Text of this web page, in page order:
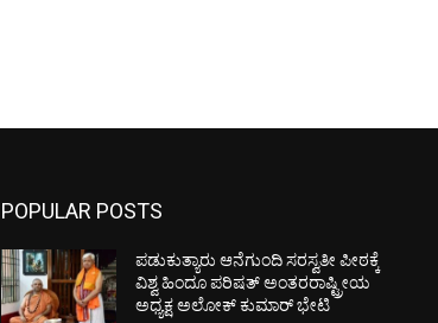
POPULAR POSTS
ಪಡುಕುತ್ಯಾರು ಆನೆಗುಂದಿ ಸರಸ್ವತೀ ಪೀಠಕ್ಕೆ
ವಿಶ್ವ ಹಿಂದೂ ಪರಿಷತ್ ಅಂತರರಾಷ್ಟ್ರೀಯ
ಅಧ್ಯಕ್ಷ ಅಲೋಕ್ ಕುಮಾರ್ ಭೇಟಿ